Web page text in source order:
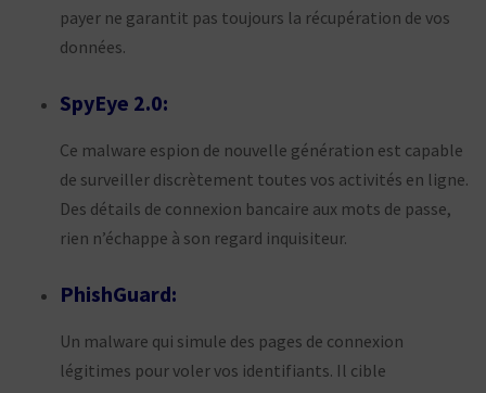
payer ne garantit pas toujours la récupération de vos
données.
SpyEye 2.0:
Ce malware espion de nouvelle génération est capable
de surveiller discrètement toutes vos activités en ligne.
Des détails de connexion bancaire aux mots de passe,
rien n’échappe à son regard inquisiteur.
PhishGuard:
Un malware qui simule des pages de connexion
légitimes pour voler vos identifiants. Il cible